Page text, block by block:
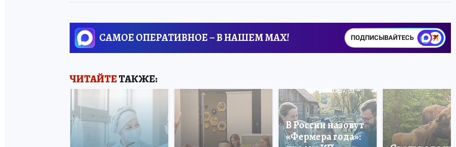
САМОЕ ОПЕРАТИВНОЕ – В НАШЕМ MAX! ПОДПИСЫВАЙТЕСЬ
ЧИТАЙТЕТАКЖЕ:
В России назовут
«Фермера года»: